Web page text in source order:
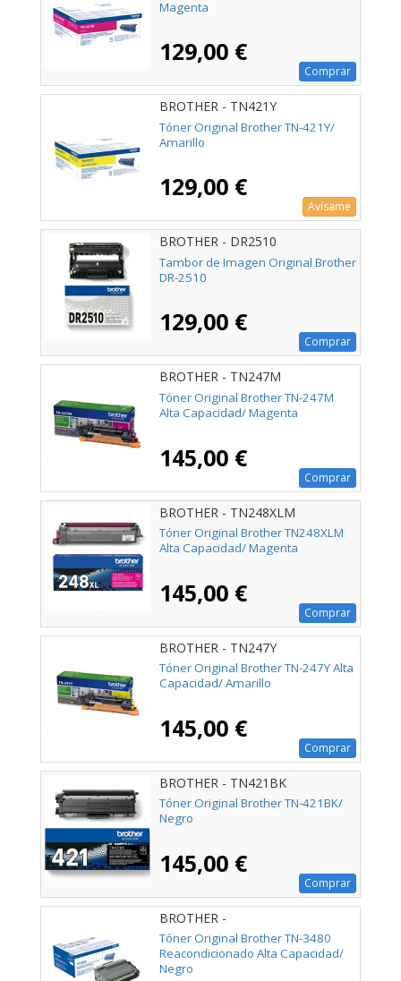
Magenta
129,00 €
Comprar
BROTHER - TN421Y
Tóner Original Brother TN-421Y/
Amarillo
129,00 €
Avísame
BROTHER - DR2510
Tambor de Imagen Original Brother
DR-2510
129,00 €
Comprar
BROTHER - TN247M
Tóner Original Brother TN-247M
Alta Capacidad/ Magenta
145,00 €
Comprar
BROTHER - TN248XLM
Tóner Original Brother TN248XLM
Alta Capacidad/ Magenta
145,00 €
Comprar
BROTHER - TN247Y
Tóner Original Brother TN-247Y Alta
Capacidad/ Amarillo
145,00 €
Comprar
BROTHER - TN421BK
Tóner Original Brother TN-421BK/
Negro
145,00 €
Comprar
BROTHER -
Tóner Original Brother TN-3480
Reacondicionado Alta Capacidad/
Negro